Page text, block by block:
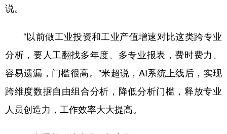
说。
“以前做工业投资和工业产值增速对比这类跨专业
分析，要人工翻找多年度、多专业报表，费时费力、
容易遗漏，门槛很高。”米超说，AI系统上线后，实现
跨维度数据自由组合分析，降低分析门槛，释放专业
人员创造力，工作效率大大提高。